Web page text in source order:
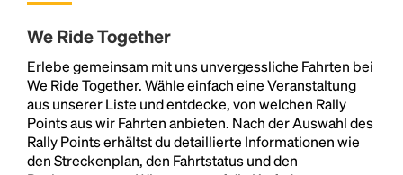
We Ride Together
Erlebe gemeinsam mit uns unvergessliche Fahrten bei
We Ride Together. Wähle einfach eine Veranstaltung
aus unserer Liste und entdecke, von welchen Rally
Points aus wir Fahrten anbieten. Nach der Auswahl des
Rally Points erhältst du detaillierte Informationen wie
den Streckenplan, den Fahrtstatus und den
Lorem Ipsum is simply dummy text of the printing
and typesetting industry.Lorem Ipsum has been the
industry's standarddummy text ever since the
1500s, when an unknown printer took a galley of
type and scrambled it to make a type specimen
book. It has survived not only five centuries, but also
the leap into electronic typesetting, remaining